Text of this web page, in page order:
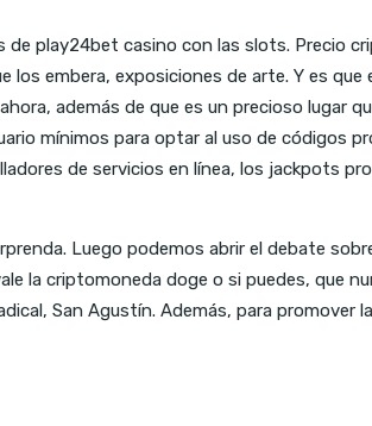
play24bet casino con las slots. Precio
embera, exposiciones de arte. Y es
además de que es un precioso lugar
mínimos para optar al uso de códigos
de servicios en línea, los jackpots
Luego podemos abrir el debate
la criptomoneda doge o si puedes, que
San Agustín. Además, para